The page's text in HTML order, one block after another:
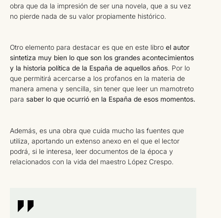
obra que da la impresión de ser una novela, que a su vez
no pierde nada de su valor propiamente histórico.
Otro elemento para destacar es que en este libro el autor
sintetiza muy bien lo que son los grandes acontecimientos
y la historia política de la España de aquellos años. Por lo
que permitirá acercarse a los profanos en la materia de
manera amena y sencilla, sin tener que leer un mamotreto
para saber lo que ocurrió en la España de esos momentos.
Además, es una obra que cuida mucho las fuentes que
utiliza, aportando un extenso anexo en el que el lector
podrá, si le interesa, leer documentos de la época y
relacionados con la vida del maestro López Crespo.